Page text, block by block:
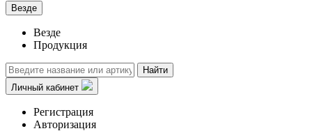
Везде
Везде
Продукция
Найти
Личный кабинет
Регистрация
Авторизация